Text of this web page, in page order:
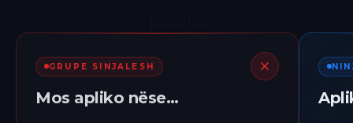
GRUPE SINJALESH
Mos apliko nëse…